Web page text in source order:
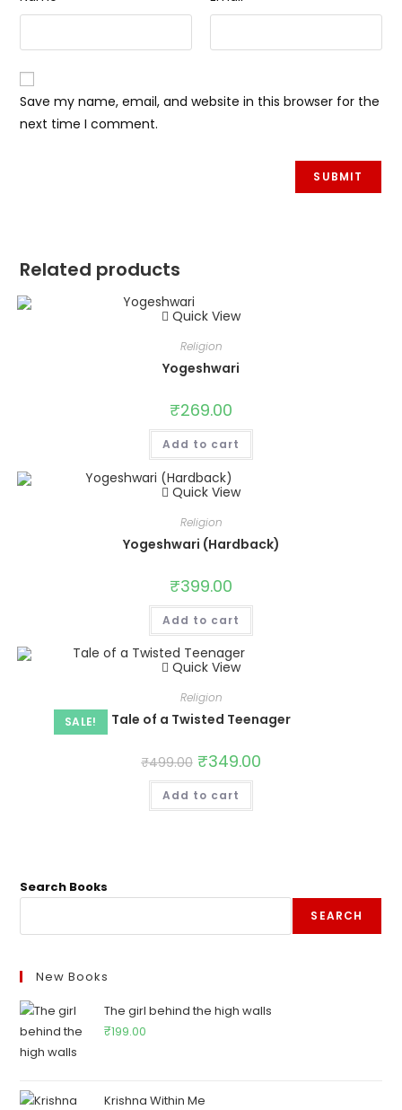
Save my name, email, and website in this browser for the
next time I comment.
Related products
Quick View
Religion
Yogeshwari
₹269.00
Add to cart
Quick View
Religion
Yogeshwari (Hardback)
₹399.00
Add to cart
SALE!
Quick View
Religion
Tale of a Twisted Teenager
₹499.00 ₹349.00
Add to cart
Search Books
SEARCH
New Books
The girl behind the high walls
₹199.00
Krishna Within Me